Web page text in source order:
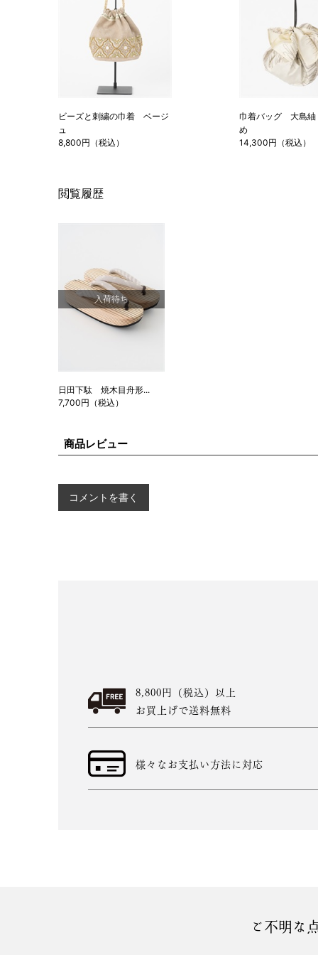
ビーズと刺繍の巾着 ベージ
ュ
8,800円（税込）
巾着バッグ 大島
め
14,300円（税込）
閲覧履歴
入荷待ち
日田下駄 焼木目舟形...
7,700円（税込）
商品レビュー
コメントを書く
8,800円（税込）以上
お買上げで送料無料
様々なお支払い方法に対応
ご不明な